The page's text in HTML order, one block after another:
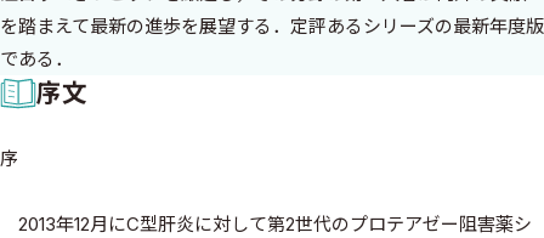
を踏まえて最新の進歩を展望する．定評あるシリーズの最新年度版
である．
序文
序
2013年12月にC型肝炎に対して第2世代のプロテアゼー阻害薬シ